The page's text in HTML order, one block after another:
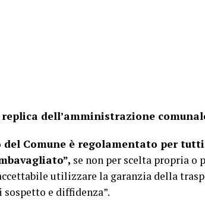
replica dell’amministrazione
del Comune è regolamentato per tutti
se non per scelta propria o
utilizzare la garanzia della
e diffidenza”.